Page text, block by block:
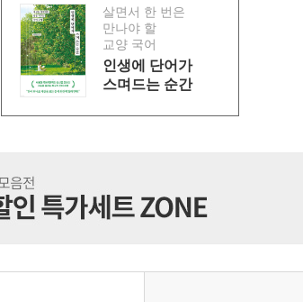
살면서 한 번은
만나야 할
교양 국어
인생에 단어가
스며드는 순간